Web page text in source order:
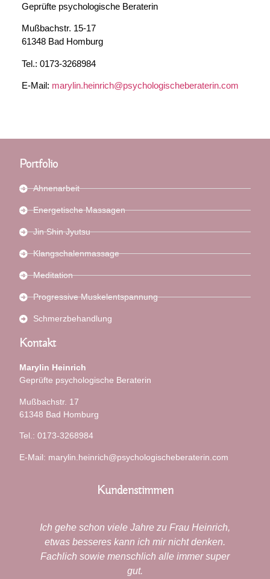
Geprüfte psychologische Beraterin
Mußbachstr. 15-17
61348 Bad Homburg
Tel.: 0173-3268984
E-Mail: marylin.heinrich@psychologischeberaterin.com
Portfolio
Ahnenarbeit
Energetische Massagen
Jin Shin Jyutsu
Klangschalenmassage
Meditation
Progressive Muskelentspannung
Schmerzbehandlung
Kontakt
Marylin Heinrich
Geprüfte psychologische Beraterin
Mußbachstr. 17
61348 Bad Homburg
Tel.: 0173-3268984
E-Mail: marylin.heinrich@psychologischeberaterin.com
Kundenstimmen
Eigentlich wollte ich mir in meiner erneuten
depressiven Phase keine Hilfe holen. Ich
hatte den Gedanken "wieder muss ich alles
wieder von vorne erzählen". Bei Frau